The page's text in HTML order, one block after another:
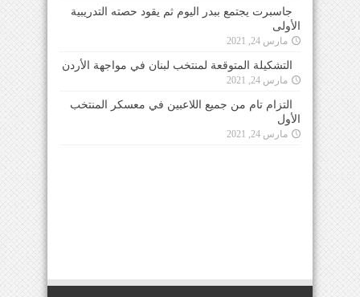
جاسبرت يجتمع ببدر اليوم ثم يقود حصته التدريبية
الأولى
مارس 24, 2021
التشكيلة المتوقعة لمنتخب لبنان في مواجهة الأردن
مارس 24, 2021
التزام تام من جميع اللاعبين في معسكر المنتخب
الأول
مارس 24, 2021